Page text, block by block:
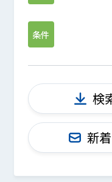
条件
検
新